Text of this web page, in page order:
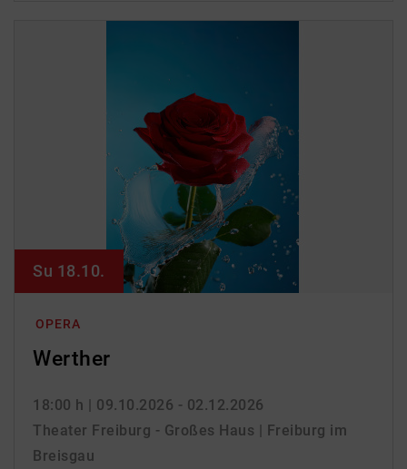
OPERA
Werther
18:00 h | 09.10.2026 - 02.12.2026
Theater Freiburg - Großes Haus | Freiburg im
Breisgau
Su 18.10.